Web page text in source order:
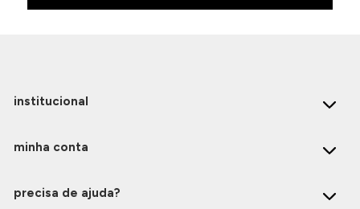
institucional
minha conta
precisa de ajuda?